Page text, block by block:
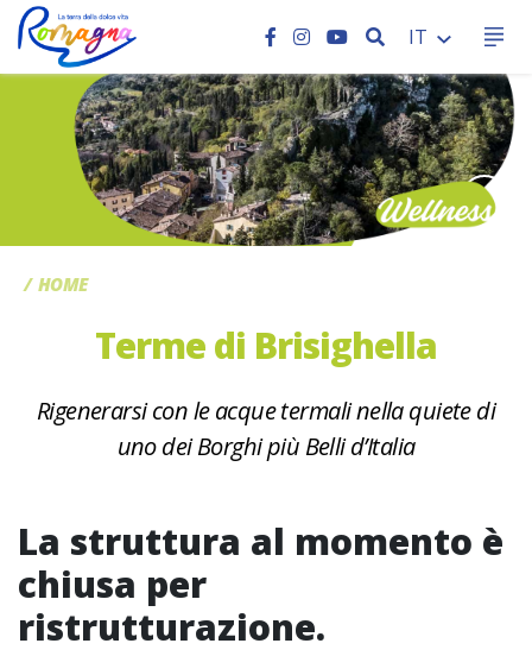
CERCA
IT
CC
HOME
Terme di Brisighella
Rigenerarsi con le acque termali nella quiete di
uno dei Borghi più Belli d’Italia
La struttura al momento è
chiusa per
ristrutturazione.